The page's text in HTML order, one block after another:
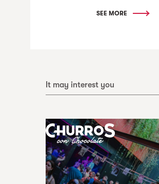
SEE MORE
It may interest you